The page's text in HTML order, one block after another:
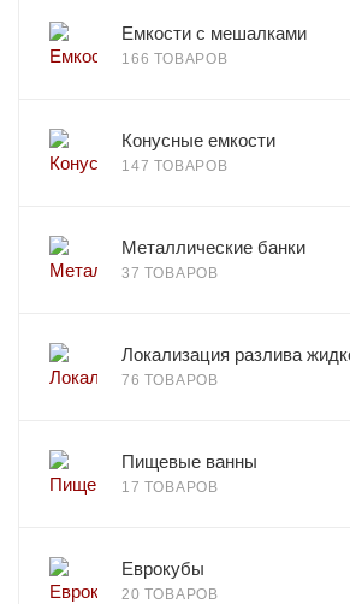
Емкости с мешалками
166 ТОВАРОВ
Конусные емкости
147 ТОВАРОВ
Металлические банки
37 ТОВАРОВ
Локализация разлива
76 ТОВАРОВ
Пищевые ванны
17 ТОВАРОВ
Еврокубы
20 ТОВАРОВ